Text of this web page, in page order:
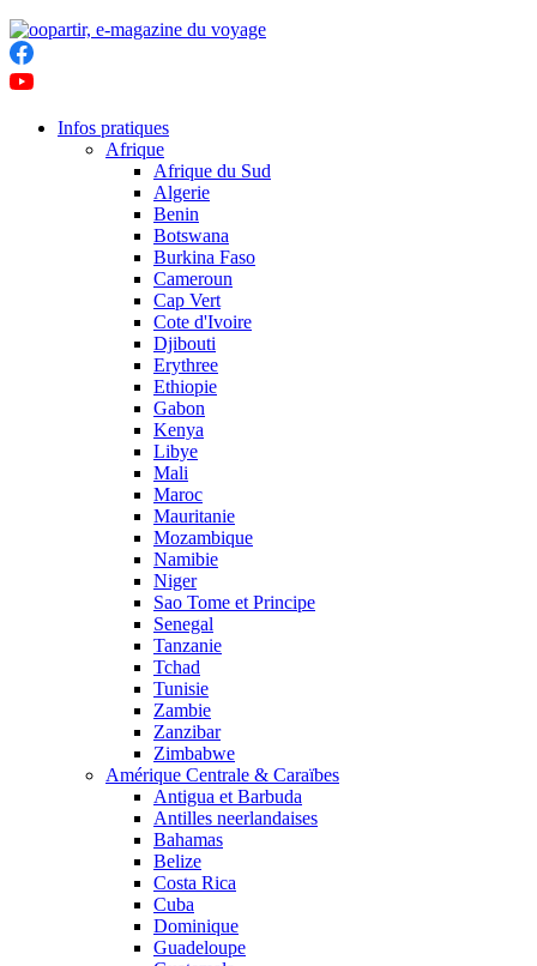
Infos pratiques
Afrique
Afrique du Sud
Algerie
Benin
Botswana
Burkina Faso
Cameroun
Cap Vert
Cote d'Ivoire
Djibouti
Erythree
Ethiopie
Gabon
Kenya
Libye
Mali
Maroc
Mauritanie
Mozambique
Namibie
Niger
Sao Tome et Principe
Senegal
Tanzanie
Tchad
Tunisie
Zambie
Zanzibar
Zimbabwe
Amérique Centrale & Caraïbes
Antigua et Barbuda
Antilles neerlandaises
Bahamas
Belize
Costa Rica
Cuba
Dominique
Guadeloupe